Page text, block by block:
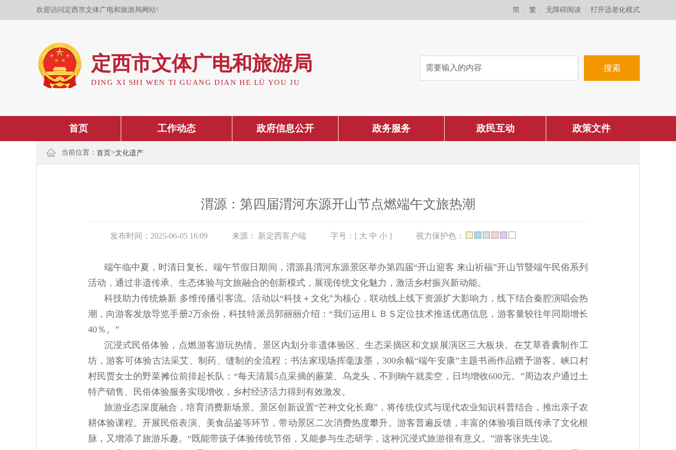
欢迎访问定西市文体广电和旅游局网站! 简 繁 无障碍阅读 打开适老化模式
定西市文体广电和旅游局
DING XI SHI WEN TI GUANG DIAN HE LÜ YOU JU
首页 工作动态 政府信息公开 政务服务 政民互动 政策文件
当前位置： 首页>文化遗产
渭源：第四届渭河东源开山节点燃端午文旅热潮
发布时间：2025-06-05 16:09 来源： 新定西客户端 字号：[ 大 中 小 ] 视力保护色：
端午临中夏，时清日复长。端午节假日期间，渭源县渭河东源景区举办第四届“开山迎客 来山祈福”开山节暨端午民俗系列
活动，通过非遗传承、生态体验与文旅融合的创新模式，展现传统文化魅力，激活乡村振兴新动能。
科技助力传统焕新 多维传播引客流。活动以“科技＋文化”为核心，联动线上线下资源扩大影响力，线下结合秦腔演唱会热
潮，向游客发放导览手册2万余份，科技特派员郭丽丽介绍：“我们运用ＬＢＳ定位技术推送优惠信息，游客量较往年同期增长
40％。”
沉浸式民俗体验，点燃游客游玩热情。景区内划分非遗体验区、生态采摘区和文娱展演区三大板块。在艾草香囊制作工
坊，游客可体验古法采艾、制药、缝制的全流程；书法家现场挥毫泼墨，300余幅“端午安康”主题书画作品赠予游客。峡口村
村民贾女士的野菜摊位前排起长队：“每天清晨5点采摘的蕨菜、乌龙头，不到晌午就卖空，日均增收600元。”周边农户通过土
特产销售、民俗体验服务实现增收，乡村经济活力得到有效激发。
旅游业态深度融合，培育消费新场景。景区创新设置“芒种文化长廊”，将传统仪式与现代农业知识科普结合，推出亲子农
耕体验课程。开展民俗表演、美食品鉴等环节，带动景区二次消费热度攀升。游客普遍反馈，丰富的体验项目既传承了文化根
脉，又增添了旅游乐趣。“既能带孩子体验传统节俗，又能参与生态研学，这种沉浸式旅游很有意义。”游客张先生说。